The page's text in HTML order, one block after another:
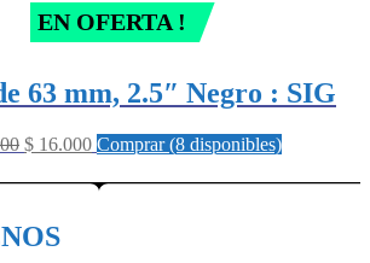
EN OFERTA !
63 mm, 2.5″ Negro : SIG
Original
was:
$ 16.000Current
is:
Comprar (8 disponibles)